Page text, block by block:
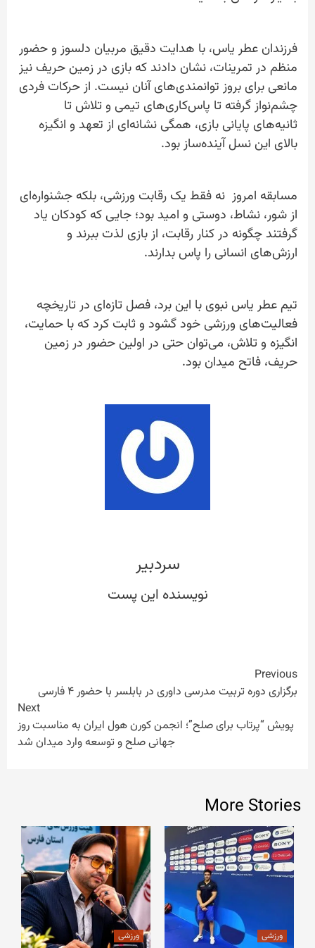
فرزندان عطر یاس، با هدایت دقیق مربیان دلسوز و حضور
منظم در تمرینات، نشان دادند که بازی در زمین حریف نیز
مانعی برای بروز توانمندی‌های آنان نیست. از حرکات فردی
چشم‌نواز گرفته تا پاس‌کاری‌های تیمی و تلاش تا
ثانیه‌های پایانی بازی، همگی نشانه‌ای از تعهد و انگیزه
بالای این نسل آینده‌ساز بود.
مسابقه امروز نه فقط یک رقابت ورزشی، بلکه جشنواره‌ای
از شور، نشاط، دوستی و امید بود؛ جایی که کودکان یاد
گرفتند چگونه در کنار رقابت، از بازی لذت ببرند و
ارزش‌های انسانی را پاس بدارند.
تیم عطر یاس نبوی با این برد، فصل تازه‌ای در تاریخچه
فعالیت‌های ورزشی خود گشود و ثابت کرد که با حمایت،
انگیزه و تلاش، می‌توان حتی در اولین حضور در زمین
حریف، فاتح میدان بود.
سردبیر
Continue
Reading
Previous
برگزاری دوره تربیت مدرسی داوری در بابلسر با حضور ۴ فارسی
Next
پویش “پرتاب برای صلح”؛ انجمن کورن هول ایران به مناسبت روز
جهانی صلح و توسعه وارد میدان شد
More Stories
ورزشی ورزشی